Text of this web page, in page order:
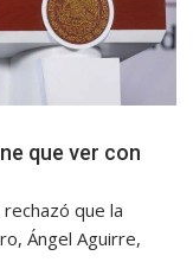
que ver con
que la
Ángel Aguirre,